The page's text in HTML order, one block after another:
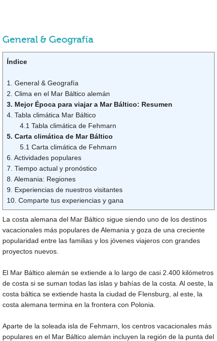
General & Geografía
Índice
1. General & Geografía
2. Clima en el Mar Báltico alemán
3. Mejor Época para viajar a Mar Báltico: Resumen
4. Tabla climática Mar Báltico
4.1 Tabla climática de Fehmarn
5. Carta climática de Mar Báltico
5.1 Carta climática de Fehmarn
6. Actividades populares
7. Tiempo actual y pronóstico
8. Alemania: Regiones
9. Experiencias de nuestros visitantes
10. Comparte tus experiencias y gana
La costa alemana del Mar Báltico sigue siendo uno de los destinos
vacacionales más populares de Alemania y goza de una creciente
popularidad entre las familias y los jóvenes viajeros con grandes
proyectos nuevos.
El Mar Báltico alemán se extiende a lo largo de casi 2.400 kilómetros
de costa si se suman todas las islas y bahías de la costa. Al oeste, la
costa báltica se extiende hasta la ciudad de Flensburg, al este, la
costa alemana termina en la frontera con Polonia.
Aparte de la soleada isla de Fehmarn, los centros vacacionales más
populares en el Mar Báltico alemán incluyen la región de la punta del